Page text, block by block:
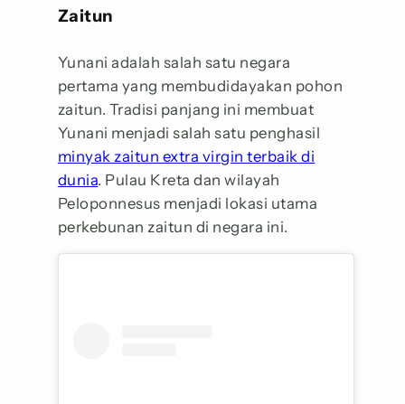
Zaitun
Yunani adalah salah satu negara
pertama yang membudidayakan pohon
zaitun. Tradisi panjang ini membuat
Yunani menjadi salah satu penghasil
minyak zaitun extra virgin terbaik di
dunia. Pulau Kreta dan wilayah
Peloponnesus menjadi lokasi utama
perkebunan zaitun di negara ini.